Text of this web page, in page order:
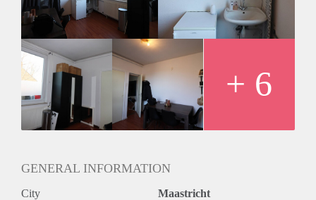
aldaar op de verdieping.
Momenteel zijn er 3 kamers vrij in dit studentenhuis.
+ 6
GENERAL INFORMATION
City Maastricht